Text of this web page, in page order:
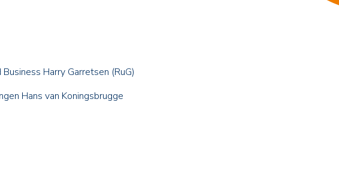
Harry Garretsen (RuG)
Hans van Koningsbrugge